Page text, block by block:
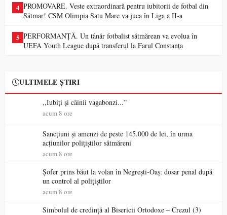
4 PROMOVARE. Veste extraordinară pentru iubitorii de fotbal din
Sătmar! CSM Olimpia Satu Mare va juca în Liga a II-a
5 PERFORMANȚĂ. Un tânăr fotbalist sătmărean va evolua în
UEFA Youth League după transferul la Farul Constanța
ULTIMELE ȘTIRI
,,Iubiți și câinii vagabonzi...”
acum 8 ore
Sancțiuni și amenzi de peste 145.000 de lei, în urma
acțiunilor polițiștilor sătmăreni
acum 8 ore
Șofer prins băut la volan în Negrești-Oaș: dosar penal după
un control al polițiștilor
acum 8 ore
Simbolul de credinţă al Bisericii Ortodoxe – Crezul (3)